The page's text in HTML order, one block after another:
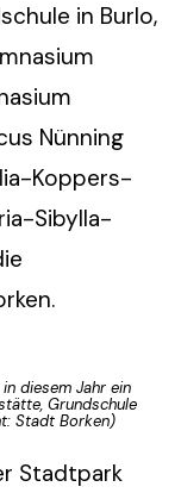
in Burlo,
Nünning
Koppers-
Sibylla-
diesem Jahr ein
Grundschule
Stadt Borken)
Stadtpark